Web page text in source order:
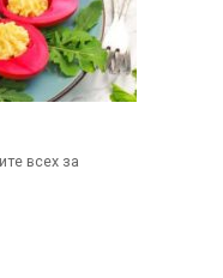
всех за